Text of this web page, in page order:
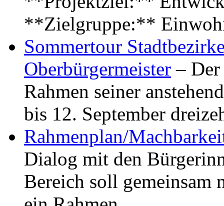
**Zielgruppe:**
Sommertour
Oberbürgermeister –
Rahmen seiner
bis 12. September
Rahmenplan/
Dialog mit den
Bereich soll gemeinsam